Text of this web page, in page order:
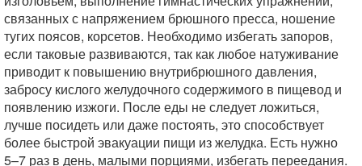
связанных с напряжением брюшного пресса, ношение
тугих поясов, корсетов. Необходимо избегать запоров,
если таковые развиваются, так как любое натуживание
приводит к повышению внутрибрюшного давления,
забросу кислого желудочного содержимого в пищевод и
появлению изжоги. После еды не следует ложиться,
лучше посидеть или даже постоять, это способствует
более быстрой эвакуации пищи из желудка. Есть нужно
5–7 раз в день, малыми порциями, избегать переедания.